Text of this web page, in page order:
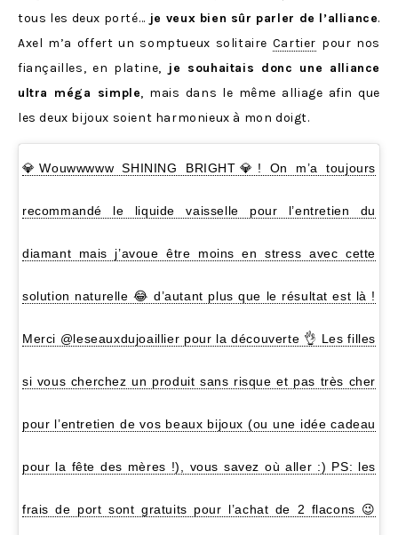
tous les deux porté… je veux bien sûr parler de l’alliance.
Axel m’a offert un somptueux solitaire Cartier pour nos
fiançailles, en platine, je souhaitais donc une alliance
ultra méga simple, mais dans le même alliage afin que
les deux bijoux soient harmonieux à mon doigt.
💎Wouwwwww SHINING BRIGHT💎! On m’a toujours
recommandé le liquide vaisselle pour l’entretien du
diamant mais j’avoue être moins en stress avec cette
solution naturelle 😂 d’autant plus que le résultat est là !
Merci @leseauxdujoaillier pour la découverte 👌 Les filles
si vous cherchez un produit sans risque et pas très cher
pour l’entretien de vos beaux bijoux (ou une idée cadeau
pour la fête des mères !), vous savez où aller :) PS: les
frais de port sont gratuits pour l’achat de 2 flacons 😉